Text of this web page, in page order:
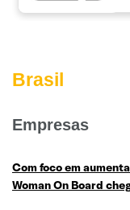
Brasil
Empresas
Com foco em
Woman On Board